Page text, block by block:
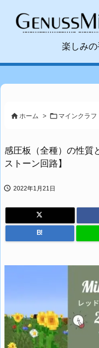
楽しみ
 ホーム >  マインクラフ
感圧板（全種）の性質
ストーン回路】
 2022年1月21日
B!